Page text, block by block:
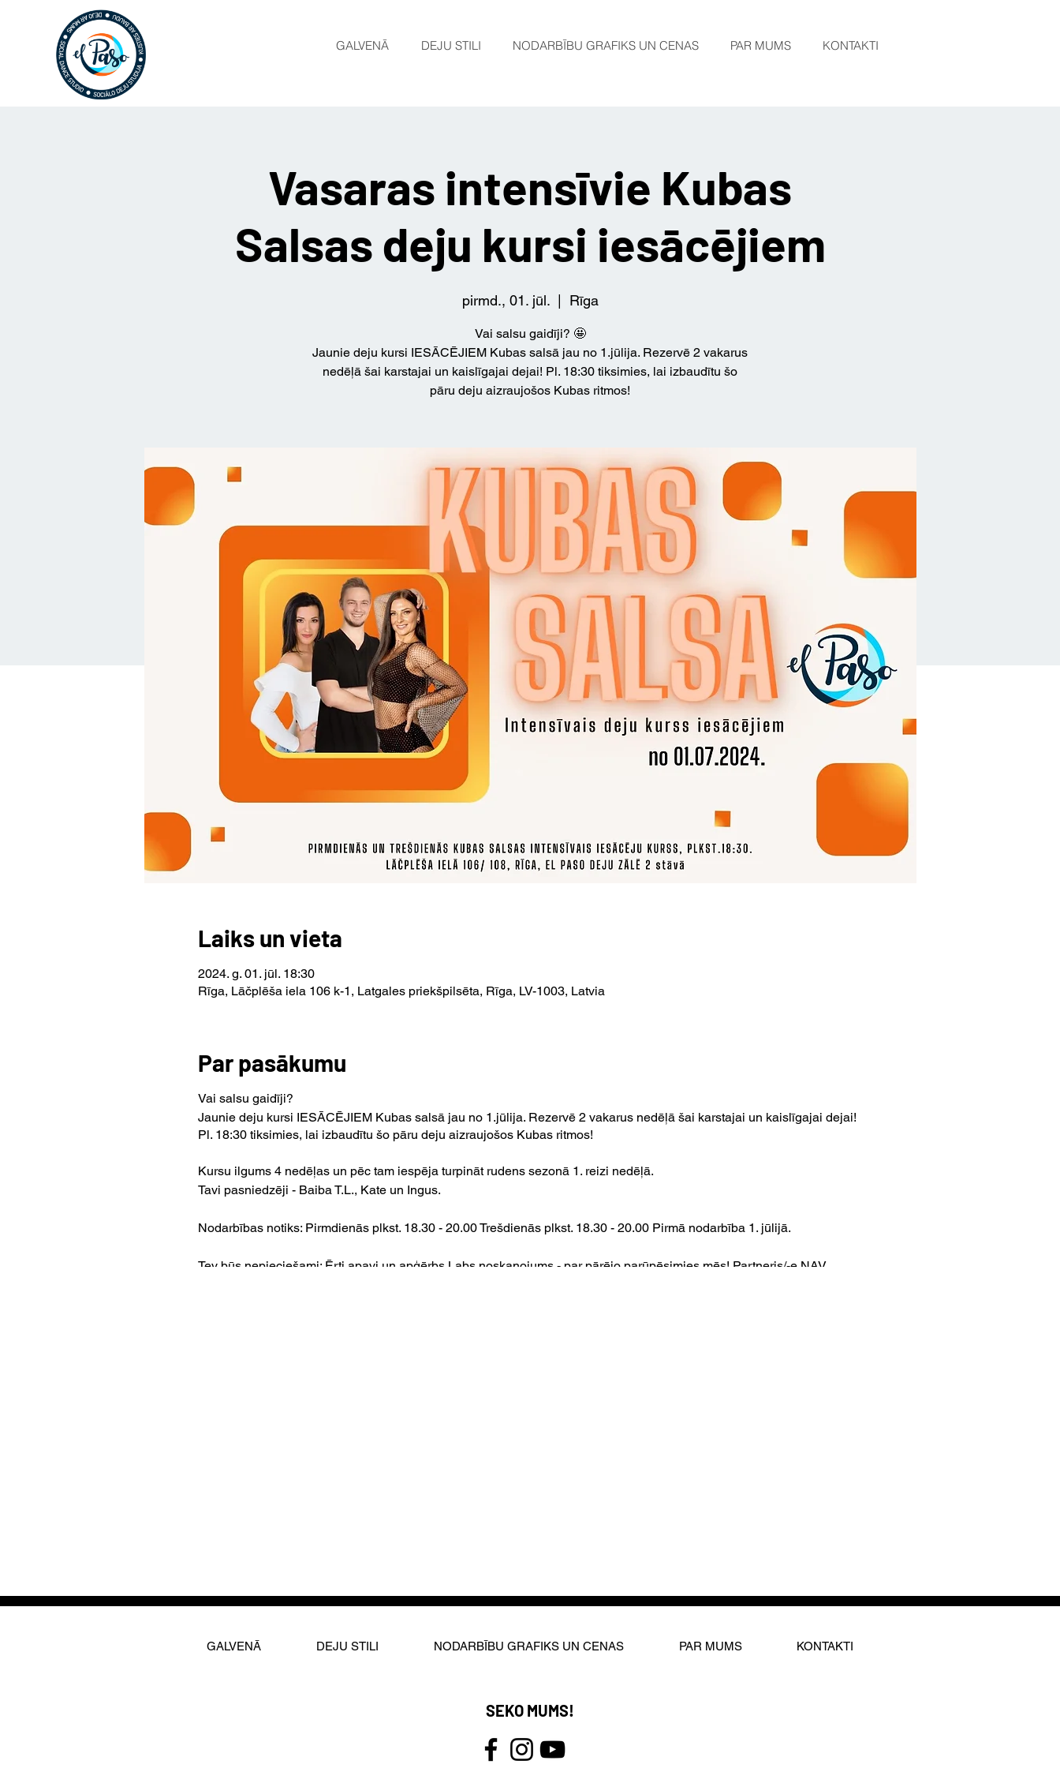
GALVENĀ DEJU STILI NODARBĪBU GRAFIKS UN CENAS PAR MUMS KONTAKTI
Vasaras intensīvie Kubas
Salsas deju kursi iesācējiem
pirmd., 01. jūl.
  |
Rīga
Vai salsu gaidīji? 🤩
Jaunie deju kursi IESĀCĒJIEM Kubas salsā jau no 1.jūlija. Rezervē 2 vakarus
nedēļā šai karstajai un kaislīgajai dejai! Pl. 18:30 tiksimies, lai izbaudītu šo
pāru deju aizraujošos Kubas ritmos!
Laiks un vieta
2024. g. 01. jūl. 18:30
Rīga, Lāčplēša iela 106 k-1, Latgales priekšpilsēta, Rīga, LV-1003, Latvia
Par pasākumu
Vai salsu gaidīji?
Jaunie deju kursi IESĀCĒJIEM Kubas salsā jau no 1.jūlija. Rezervē 2 vakarus nedēļā šai karstajai un kaislīgajai dejai!
Pl. 18:30 tiksimies, lai izbaudītu šo pāru deju aizraujošos Kubas ritmos!
Kursu ilgums 4 nedēļas un pēc tam iespēja turpināt rudens sezonā 1. reizi nedēļā.
Tavi pasniedzēji - Baiba T.L., Kate un Ingus.
Nodarbības notiks: Pirmdienās plkst. 18.30 - 20.00 Trešdienās plkst. 18.30 - 20.00 Pirmā nodarbība 1. jūlijā.
Tev būs nepieciešami: Ērti apavi un apģērbs Labs noskaņojums - par pārējo parūpēsimies mēs! Partneris/-e NAV
GALVENĀ DEJU STILI NODARBĪBU GRAFIKS UN CENAS PAR MUMS KONTAKTI
SEKO MUMS!